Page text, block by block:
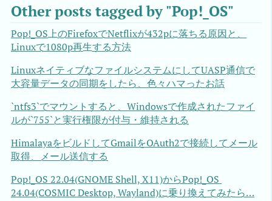
Other posts tagged by "Pop!_OS"
Pop!_OS上のFirefoxでNetflixが432pに落ちる原因と、
Linuxで1080p再生する方法
LinuxネイティブなファイルシステムにしてUASP通信で
大容量データの同期をしたら、色々ハマったお話
`ntfs3`でマウントすると、Windowsで作成されたファイ
ルが`755`と実行権限が付与・維持される
HimalayaをビルドしてGmailをOAuth2で接続してメール
取得、メール送信する
Pop!_OS 22.04(GNOME Shell, X11)からPop!_OS
24.04(COSMIC Desktop, Wayland)に乗り換えてみたら…